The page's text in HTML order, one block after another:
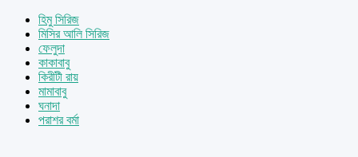
হিমু সিরিজ
মিসির আলি সিরিজ
ফেলুদা
কাকাবাবু
কিরীটী রায়
মামাবাবু
ঘনাদা
পরাশর বর্মা